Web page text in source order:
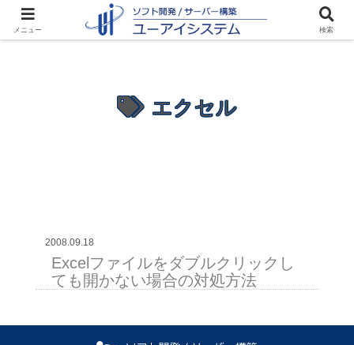
エクセル
2008.09.18
Excelファイルをダブルクリックし
ても開かない場合の対処方法
メニュー 検索